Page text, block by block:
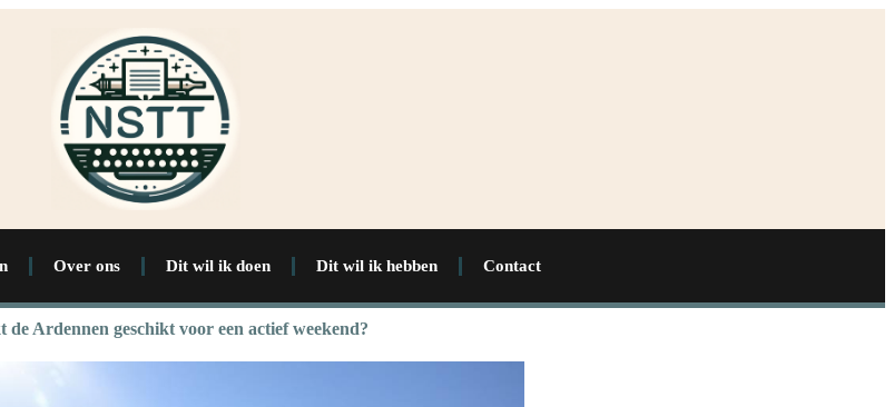
Over ons Dit wil ik doen Dit wil ik hebben Contact
de Ardennen geschikt voor een actief weekend?